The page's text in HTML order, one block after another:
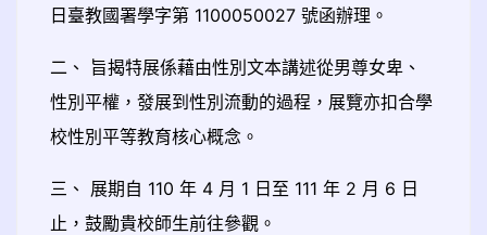
日臺教國署學字第 1100050027 號函辦理。
二、 旨揭特展係藉由性別文本講述從男尊女卑、
性別平權，發展到性別流動的過程，展覽亦扣合學
校性別平等教育核心概念。
三、 展期自 110 年 4 月 1 日至 111 年 2 月 6 日
止，鼓勵貴校師生前往參觀。